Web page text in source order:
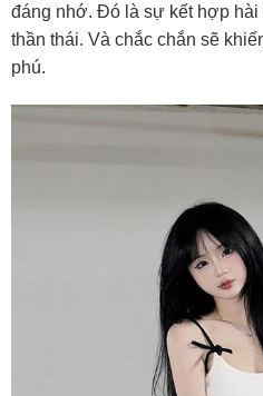
đáng nhớ. Đó là sự kết hợp hài
thần thái. Và chắc chắn sẽ
phú.